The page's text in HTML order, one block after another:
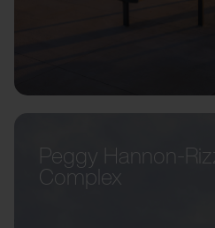
Peggy Hannon-
Complex